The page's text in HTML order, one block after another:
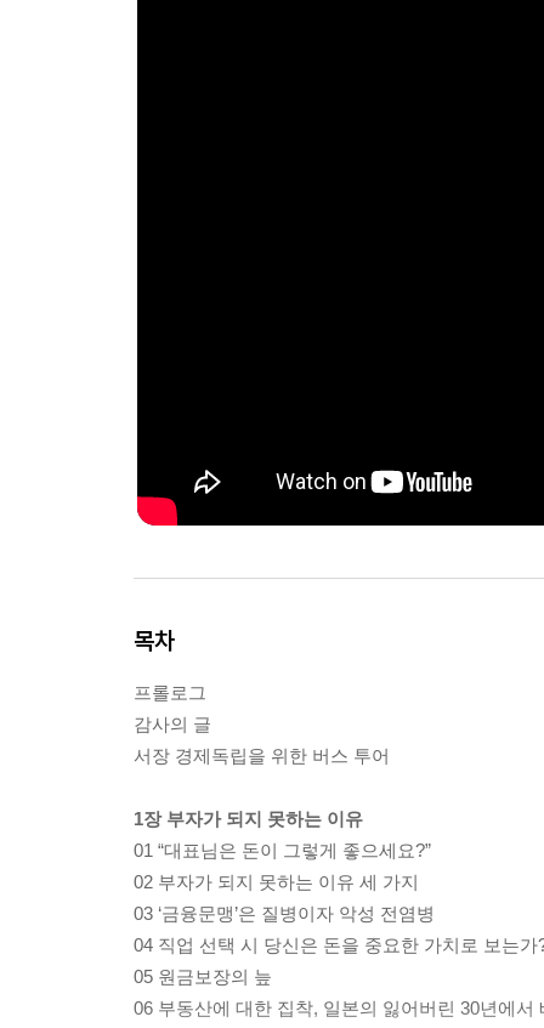
목차
프롤로그
감사의 글
서장 경제독립을 위한 버스 투어
1장 부자가 되지 못하는 이유
01 “대표님은 돈이 그렇게 좋으세요?”
02 부자가 되지 못하는 이유 세 가지
03 ‘금융문맹’은 질병이자 악성 전염병
04 직업 선택 시 당신은 돈을 중요한 가치로 보는가
05 원금보장의 늪
06 부동산에 대한 집착, 일본의 잃어버린 30년에서